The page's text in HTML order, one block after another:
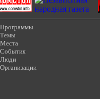
Программы
Темы
Места
События
Люди
Организации